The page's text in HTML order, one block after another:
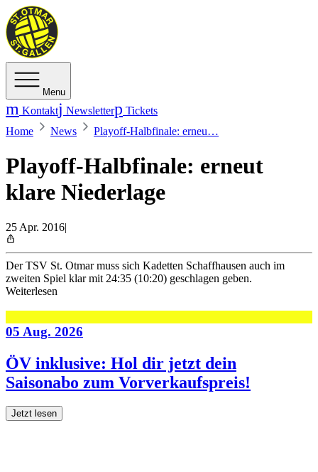
Menu
Kontakt Newsletter
Tickets
Home
News Playoff-Halbfinale: erneu…
Playoff-Halbfinale: erneut
klare Niederlage
25 Apr. 2016|
Der TSV St. Otmar muss sich Kadetten Schaffhausen auch im
zweiten Spiel klar mit 24:35 (10:20) geschlagen geben.
Weiterlesen
05 Aug. 2026
ÖV inklusive: Hol dir jetzt dein
Saisonabo zum Vorverkaufspreis!
Jetzt lesen